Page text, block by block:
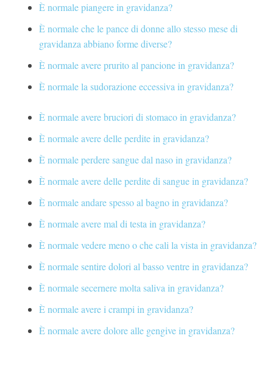
È normale piangere in gravidanza?
È normale che le pance di donne allo stesso mese di
gravidanza abbiano forme diverse?
È normale avere prurito al pancione in gravidanza?
È normale la sudorazione eccessiva in gravidanza?
È normale avere bruciori di stomaco in gravidanza?
È normale avere delle perdite in gravidanza?
È normale perdere sangue dal naso in gravidanza?
È normale avere delle perdite di sangue in gravidanza?
È normale andare spesso al bagno in gravidanza?
È normale avere mal di testa in gravidanza?
È normale vedere meno o che cali la vista in gravidanza?
È normale sentire dolori al basso ventre in gravidanza?
È normale secernere molta saliva in gravidanza?
È normale avere i crampi in gravidanza?
È normale avere dolore alle gengive in gravidanza?